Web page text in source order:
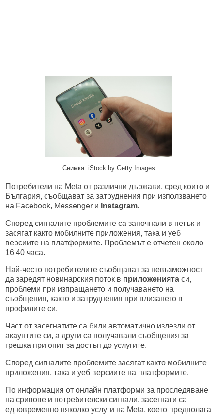
Снимка: iStock by Getty Images
Потребители на Meta от различни държави, сред които и
България, съобщават за затруднения при използването
на Facebook, Messenger и Instagram.
Според сигналите проблемите са започнали в петък и
засягат както мобилните приложения, така и уеб
версиите на платформите. Проблемът е отчетен около
16.40 часа.
Най-често потребителите съобщават за невъзможност
да заредят новинарския поток в приложенията си,
проблеми при изпращането и получаването на
съобщения, както и затруднения при влизането в
профилите си.
Част от засегнатите са били автоматично излезли от
акаунтите си, а други са получавали съобщения за
грешка при опит за достъп до услугите.
Според сигналите проблемите засягат както мобилните
приложения, така и уеб версиите на платформите.
По информация от онлайн платформи за проследяване
на сривове и потребителски сигнали, засегнати са
едновременно няколко услуги на Meta, което предполага